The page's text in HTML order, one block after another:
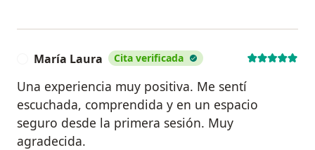
María Laura Cita verificada
Una experiencia muy positiva. Me sentí
escuchada, comprendida y en un espacio
seguro desde la primera sesión. Muy
agradecida.